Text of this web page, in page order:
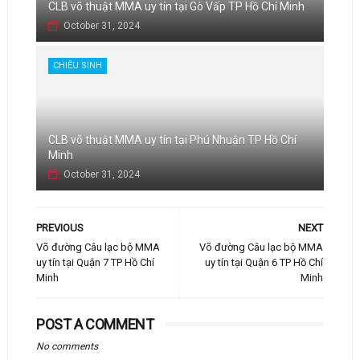
CLB võ thuật MMA uy tín tại Gò Vấp TP Hồ Chí Minh
October 31, 2024
CHIÊU SINH
CLB võ thuật MMA uy tín tại Phú Nhuận TP Hồ Chí
Minh
October 31, 2024
NEXT
Võ đường Câu lạc bộ MMA
uy tín tại Quận 6 TP Hồ Chí
Minh
PREVIOUS
Võ đường Câu lạc bộ MMA
uy tín tại Quận 7 TP Hồ Chí
Minh
POST A COMMENT
No comments